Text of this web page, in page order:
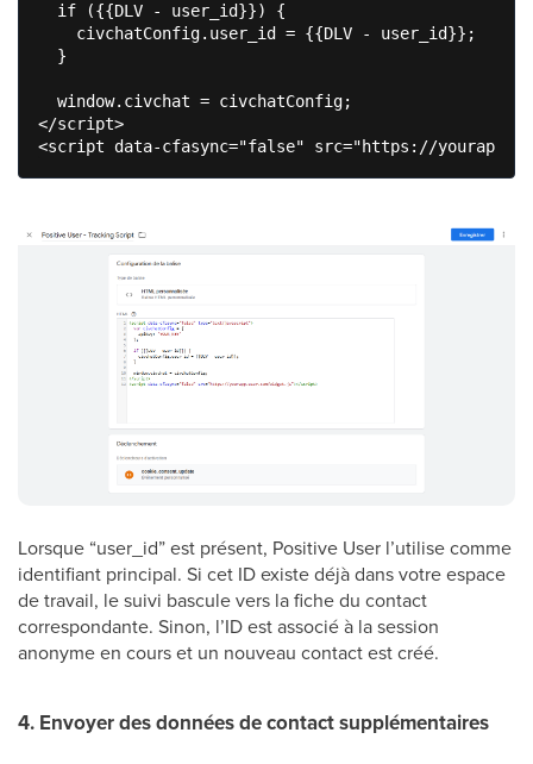
  if ({{DLV - user_id}}) {
    civchatConfig.user_id = {{DLV - user_id}};
  }
  window.civchat = civchatConfig;
</script>
Lorsque “user_id” est présent, Positive User l’utilise comme
identifiant principal. Si cet ID existe déjà dans votre espace
de travail, le suivi bascule vers la fiche du contact
correspondante. Sinon, l’ID est associé à la session
anonyme en cours et un nouveau contact est créé.
4. Envoyer des données de contact supplémentaires